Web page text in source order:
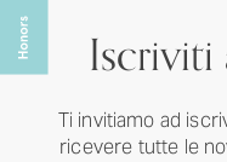
Iscriviti
Ti invitiamo ad
ricevere tutte le